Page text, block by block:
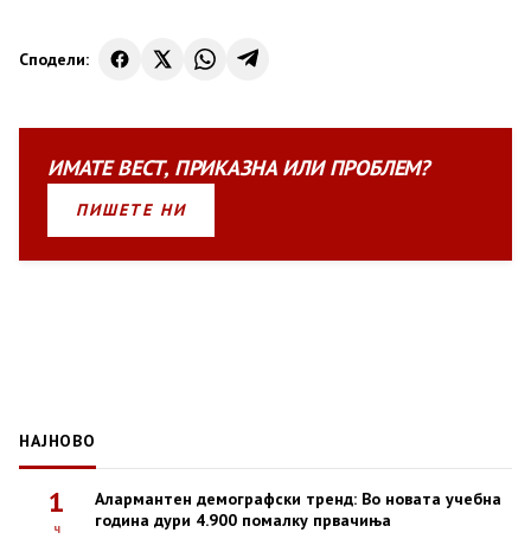
Сподели:
ИМАТЕВЕСТ, ПРИКАЗНАИЛИПРОБЛЕМ?
ПИШЕТЕ НИ
НАЈНОВО
1
ч
Алармантен демографски тренд: Во новата учебна
година дури 4.900 помалку првачиња